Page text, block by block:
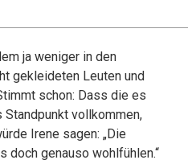
ja weniger in den
gekleideten Leuten und
schon: Dass die es
vollkommen,
Irene sagen: „Die
doch genauso wohlfühlen.“